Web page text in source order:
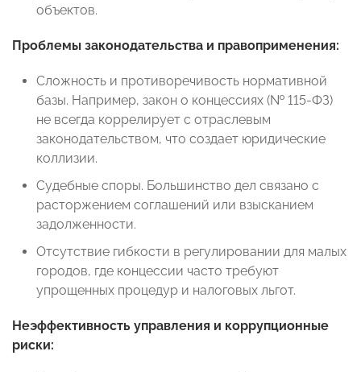
объектов.
Проблемы законодательства и правоприменения:
Сложность и противоречивость нормативной
базы. Например, закон о концессиях (№ 115-ФЗ)
не всегда коррелирует с отраслевым
законодательством, что создает юридические
коллизии.
Судебные споры. Большинство дел связано с
расторжением соглашений или взысканием
задолженности.
Отсутствие гибкости в регулировании для малых
городов, где концессии часто требуют
упрощенных процедур и налоговых льгот.
Неэффективность управления и коррупционные
риски: